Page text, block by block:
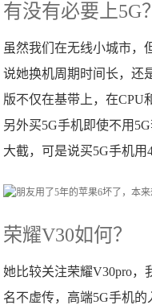
有没有必要上5G？
虽然我们在无线小城市，
说她换机周期时间长，还
版不仅在基带上，在CPU
另外买5G手机即使不用
大截，可是说买5G手机用
荣耀V30如何？
她比较关注荣耀V30pro，
名不虚传，高端5G手机